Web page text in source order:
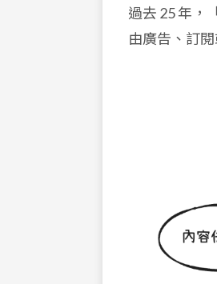
過去 25 年，
由廣告、訂